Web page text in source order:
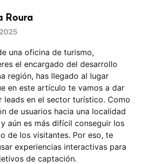
Roura
una oficina de turismo,
el encargado del desarrollo
región, has llegado al lugar
en este artículo te vamos a dar
leads en el sector turístico. Como
de usuarios hacia una localidad
aún es más difícil conseguir los
de los visitantes. Por eso, te
experiencias interactivas para
de captación.